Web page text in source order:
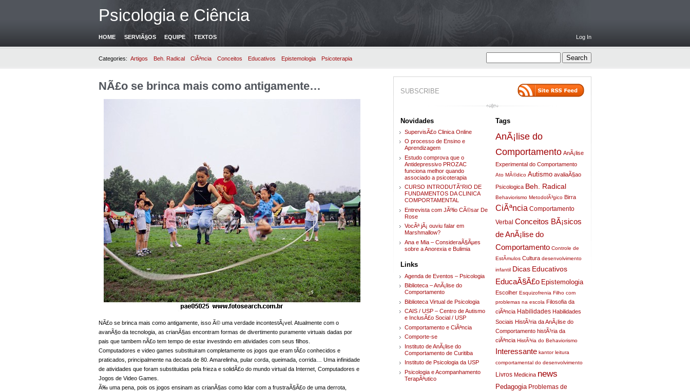
Psicologia e Ciência
HOME SERVIÃ§OS EQUIPE TEXTOS Log In
Categories: Artigos Beh. Radical CiÃªncia Conceitos Educativos Epistemologia Psicoterapia
NÃ£o se brinca mais como antigamente…
NÃ£o se brinca mais como antigamente, isso Ã© uma verdade incontestÃ¡vel. Atualmente com o
avanÃ§o da tecnologia, as crianÃ§as encontram formas de divertimento puramente virtuais dadas por
pais que tambem nÃ£o tem tempo de estar investindo em atividades com seus filhos.
Computadores e video games substituiram completamente os jogos que eram tÃ£o conhecidos e
praticados, principalmente na decada de 80. Amarelinha, pular corda, queimada, corrida… Uma infinidade
de atividades que foram substituidas pela frieza e solidÃ£o do mundo virtual da Internet, Computadores e
Jogos de Video Games.
Ã‰ uma pena, pois os jogos ensinam as crianÃ§as como lidar com a frustraÃ§Ã£o de uma derrota,
SUBSCRIBE
Novidades
SupervisÃ£o Clinica Online
O processo de Ensino e
Aprendizagem
Estudo comprova que o
Antidepressivo PROZAC
funciona melhor quando
associado a psicoterapia
CURSO INTRODUTÃ“RIO DE
FUNDAMENTOS DA CLINICA
COMPORTAMENTAL
Entrevista com JÃºlio CÃ©sar De
Rose
VocÃª jÃ¡ ouviu falar em
Marshmallow?
Ana e Mia – ConsideraÃ§Ãµes
sobre a Anorexia e Bulimia
Links
Agenda de Eventos – Psicologia
Biblioteca – AnÃ¡lise do
Comportamento
Biblioteca Virtual de Psicologia
CAIS / USP – Centro de Autismo
e InclusÃ£o Social / USP
Comportamento e CiÃªncia
Comporte-se
Instituto de AnÃ¡lise do
Comportamento de Curitiba
Instituto de Psicologia da USP
Psicologia e Acompanhamento
TerapÃªutico
Tags
AnÃ¡lise do
Comportamento AnÃ¡lise
Experimental do Comportamento
Ato MÃ©dico Autismo avaliaÃ§ao
Psicologica Beh. Radical
Behaviorismo MetodolÃ³gico Birra
CiÃªncia Comportamento
Verbal Conceitos BÃ¡sicos
de AnÃ¡lise do
Comportamento Controle de
EstÃ­mulos Cultura desenvolvimento
infantil Dicas Educativos
EducaÃ§Ã£o Epistemologia
Escolher Esquizofrenia Filho com
problemas na escola Filosofia da
ciÃªncia Habilidades Habilidades
Sociais HistÃ³ria da AnÃ¡lise do
Comportamento histÃ³ria da
ciÃªncia HistÃ³ria do Behaviorismo
Interessante kantor leitura
comportamental do desenvolvimento
Livros Medicina news
Pedagogia Problemas de